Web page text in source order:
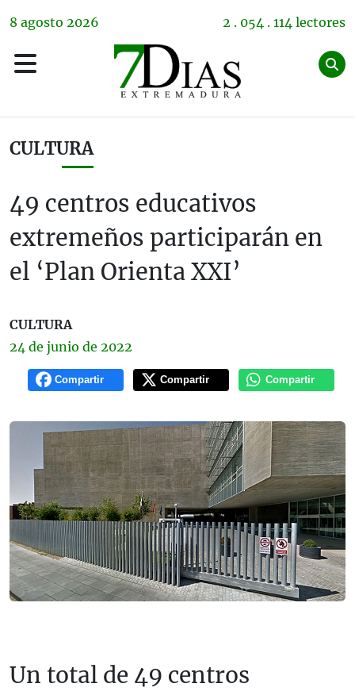
8 agosto 2026 2 . 054 . 114 lectores
CULTURA
49 centros educativos
extremeños participarán en
el ‘Plan Orienta XXI’
CULTURA
24 de junio de 2022
Compartir Compartir Compartir
Un total de 49 centros